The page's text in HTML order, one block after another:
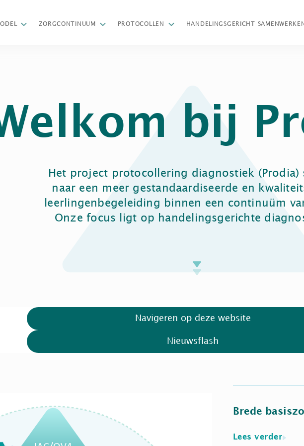
ZORGCONTINUUM PROTOCOLLEN HANDELINGSGERICHT
bij
Het project protocollering diagnostiek (Prodia)
naar een meer gestandaardiseerde en
leerlingenbegeleiding binnen een continuüm
Onze focus ligt op handelingsgerichte
Navigeren op deze website
Nieuwsflash
Brede
Lees verder